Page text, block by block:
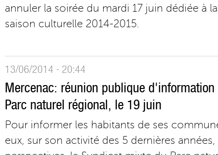
annuler la soirée du mardi 17 juin dédiée à
saison culturelle 2014-2015.
13/06/2014 - 20:44
Mercenac: réunion publique
Parc naturel régional, le 19 juin
Pour informer les habitants de ses
eux, sur son activité des 5 dernières